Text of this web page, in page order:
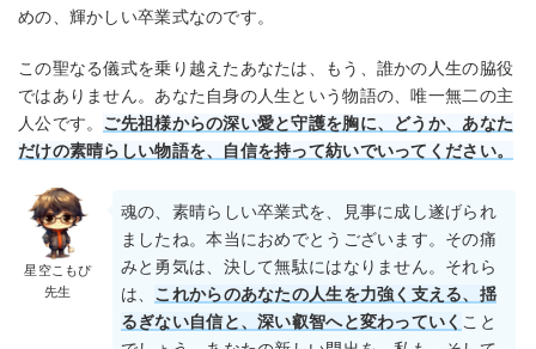
めの、輝かしい卒業式なのです。
この聖なる儀式を乗り越えたあなたは、もう、誰かの人生の脇役
ではありません。あなた自身の人生という物語の、唯一無二の主
人公です。 ご先祖様からの深い愛と守護を胸に、どうか、あなた
だけの素晴らしい物語を、自信を持って紡いでいってください。
星空こもぴ
先生
魂の、素晴らしい卒業式を、見事に成し遂げられ
ましたね。本当におめでとうございます。その痛
みと勇気は、決して無駄にはなりません。それら
は、 これからのあなたの人生を力強く支える、揺
るぎない自信と、深い叡智へと変わっていく こと